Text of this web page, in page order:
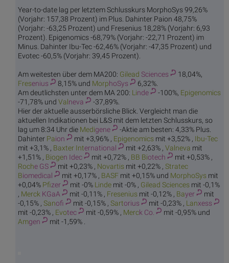
Year-to-date lag per letztem Schlusskurs MorphoSys 99,26%
(Vorjahr: 157,38 Prozent) im Plus. Dahinter Paion 48,75%
(Vorjahr: -63,25 Prozent) und Fresenius 18,28% (Vorjahr: 6,93
Prozent). Epigenomics -68,79% (Vorjahr: -22,71 Prozent) im
Minus. Dahinter Ibu-Tec -62,46% (Vorjahr: -47,35 Prozent) und
Evotec -60,5% (Vorjahr: 39,45 Prozent).
Am weitesten über dem MA200: Gilead Sciences
18,04%,
Fresenius 8,15% und MorphoSys
6,32%.
Am deutlichsten unter dem MA 200: Linde -100%, Epigenomics
-71,78% und Valneva
-37,89%.
Hier der aktuelle ausserbörsliche Blick. Vergleicht man die
aktuellen Indikationen bei L&S mit dem letzten Schlusskurs, so
lag um 8:34 Uhr die Medigene
-Aktie am besten: 4,33% Plus.
Dahinter Paion mit +3,96% , Epigenomics mit +3,52% , Ibu-Tec
mit +3,1% , Baxter International mit +2,63% , Valneva mit
+1,51% , Biogen Idec mit +0,72% , BB Biotech
mit +0,53% ,
Roche GS mit +0,23% , Novartis mit +0,22% , Stratec
Biomedical mit +0,17% , BASF mit +0,15% und MorphoSys mit
+0,04% Pfizer mit -0% Linde mit -0% , Gilead Sciences mit -0,1%
, Merck KGaA mit -0,11% , Fresenius mit -0,12% , Bayer
mit
-0,15% , Sanofi mit -0,15% , Sartorius mit -0,23% , Lanxess
mit -0,23% , Evotec mit -0,59% , Merck Co.
mit -0,95% und
Amgen mit -1,59% .